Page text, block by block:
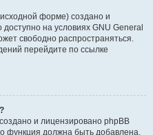
форме) создано и
доступно на условиях GNU General
свободно распространяться.
перейдите по ссылке
и лицензировано phpBB
функция должна быть добавлена,